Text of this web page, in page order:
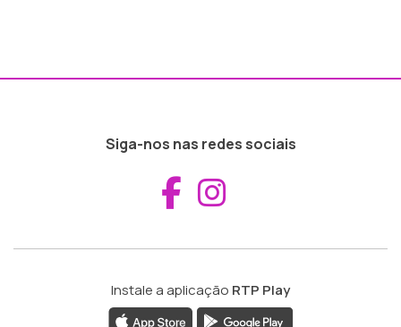
Siga-nos nas redes sociais
Aceder ao
Instale a aplicação RTP Play